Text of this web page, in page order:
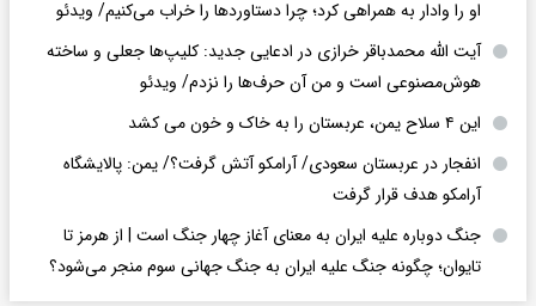
او را وادار به همراهی کرد؛ چرا دستاوردها را خراب می‌کنیم/ ویدئو
آیت الله محمدباقر خرازی در ادعایی جدید: کلیپ‌ها جعلی و ساخته
هوش‌مصنوعی است و من آن حرف‌ها را نزدم/ ویدئو
این ۴ سلاح یمن، عربستان را به خاک و خون می کشد
انفجار در عربستان سعودی/ آرامکو آتش گرفت؟/ یمن: پالایشگاه
آرامکو هدف قرار گرفت
جنگ دوباره علیه ایران به معنای آغاز چهار جنگ است | از هرمز تا
تایوان؛ چگونه جنگ علیه ایران به جنگ جهانی سوم منجر می‌شود؟